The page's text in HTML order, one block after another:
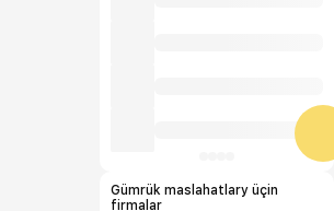
Gümrük maslahatlary üçin
firmalar